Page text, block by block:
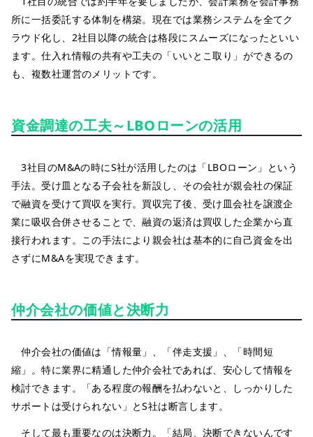
所に一括委託する体制を構築。現在では業務システムを全てク
ラウド化し、2社目以降の統合は格段にスムーズになったといい
ます。仕入れ情報の共有や工夫の「いいとこ取り」ができるの
も、複数社運営のメリットです。
資金調達の工夫～LBOローンの活用
3社目のM&Aの時にS社が活用したのは「LBOローン」という
手法。受け皿となる子会社を新設し、その会社が親会社の保証
で融資を受けて買収を実行。買収完了後、受け皿会社を譲渡企
業に吸収合併させることで、融資の返済は買収した企業から直
接行われます。この手法により親会社は基本的に自己資金を出
さずにM&Aを実現できます。
仲介会社の価値と決断力
仲介会社の価値は「情報量」、「伴走支援」、「時間短
縮」。特に業界に精通した仲介会社であれば、安心して情報を
検討できます。「ある程度の報酬を払わないと、しっかりした
サポートは受けられない」とS社は断言します。
そして最も重要なのは決断力。「結局、決断できないんです